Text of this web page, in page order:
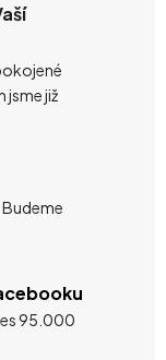
jsme již
95.000